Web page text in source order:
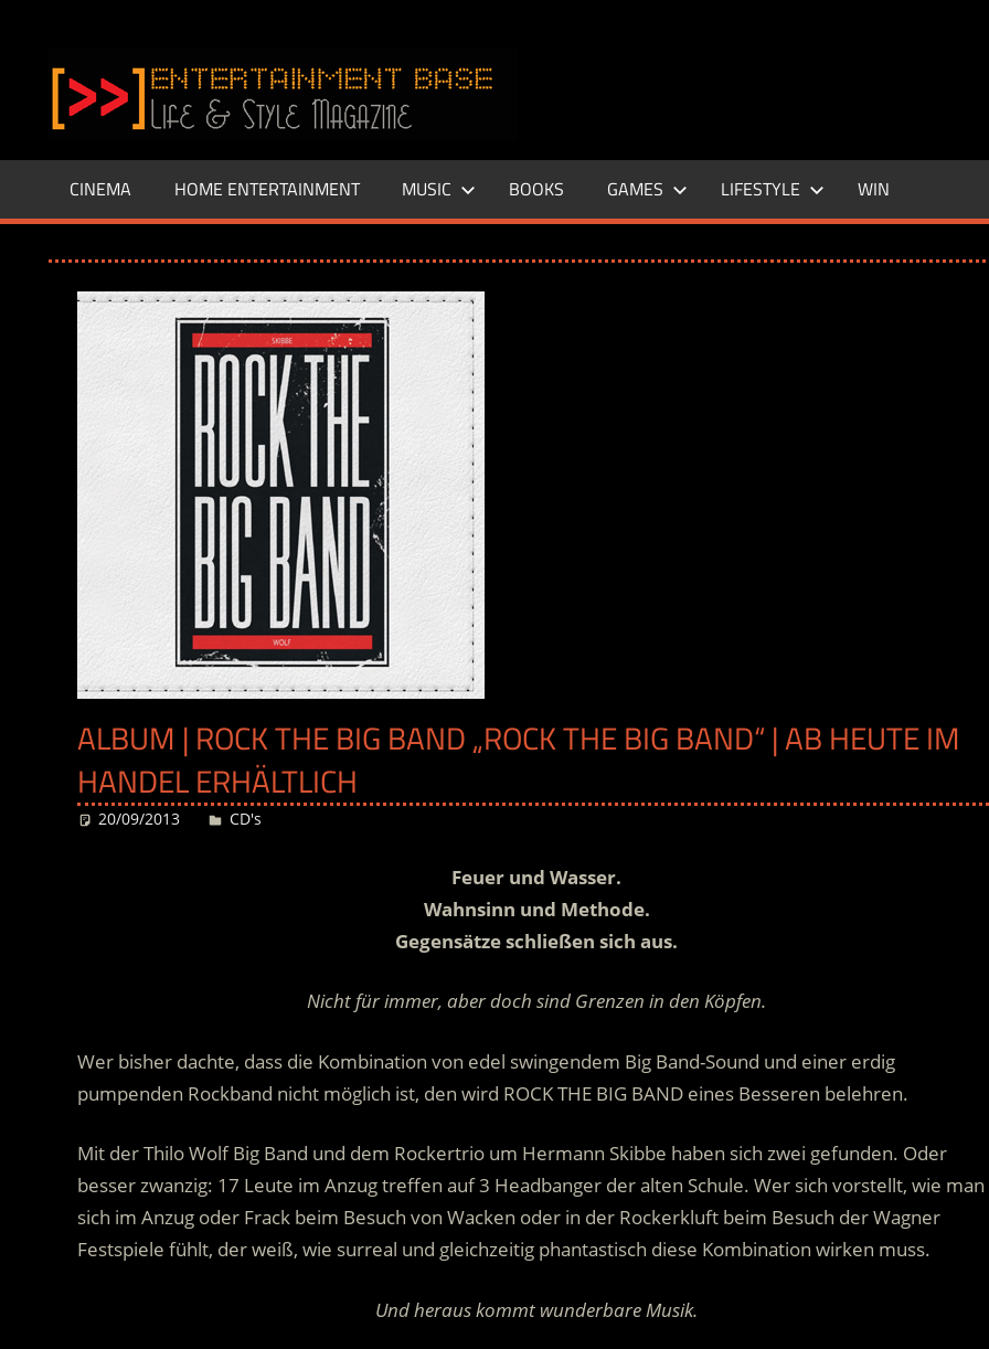
springen
–
LIFE
Base.de
CINEMA HOME ENTERTAINMENT MUSIC BOOKS GAMES LIFESTYLE WIN
ALBUM | ROCK THE BIG BAND „ROCK THE BIG BAND“ | AB HEUTE IM
HANDEL ERHÄLTLICH
20/09/2013 Desiree
CD's
Feuer und Wasser.
Wahnsinn und Methode.
Gegensätze schließen sich aus.
Nicht für immer, aber doch sind Grenzen in den Köpfen.
Wer bisher dachte, dass die Kombination von edel swingendem Big Band-Sound und einer erdig
pumpenden Rockband nicht möglich ist, den wird ROCK THE BIG BAND eines Besseren belehren.
Mit der Thilo Wolf Big Band und dem Rockertrio um Hermann Skibbe haben sich zwei gefunden. Oder
besser zwanzig: 17 Leute im Anzug treffen auf 3 Headbanger der alten Schule. Wer sich vorstellt, wie man
sich im Anzug oder Frack beim Besuch von Wacken oder in der Rockerkluft beim Besuch der Wagner
Festspiele fühlt, der weiß, wie surreal und gleichzeitig phantastisch diese Kombination wirken muss.
Und heraus kommt wunderbare Musik.